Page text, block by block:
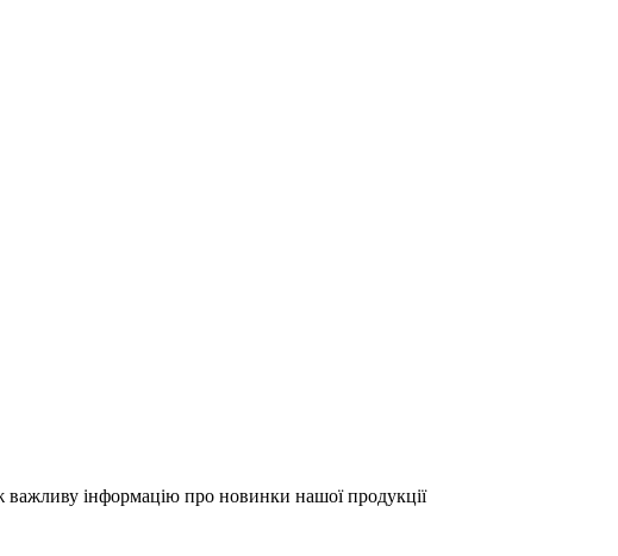
​​інформацію про новинки нашої продукції